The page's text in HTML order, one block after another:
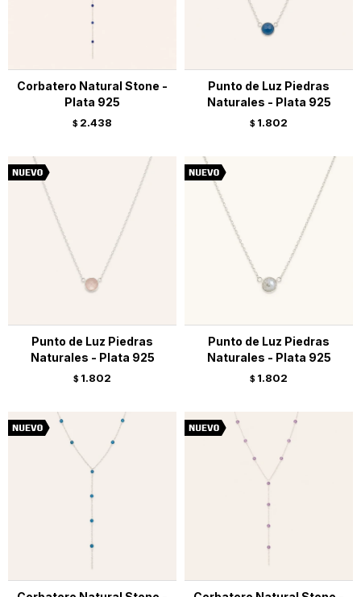
Corbatero Natural Stone -
Plata 925
$ 2.438
Punto de Luz Piedras
Naturales - Plata 925
$ 1.802
Punto de Luz Piedras
Naturales - Plata 925
$ 1.802
Punto de Luz Piedras
Naturales - Plata 925
$ 1.802